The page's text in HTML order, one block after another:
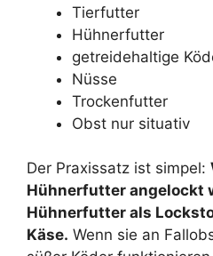
Tierfutter
Hühnerfutter
getreidehaltige
Nüsse
Trockenfutter
Obst nur situativ
Der Praxissatz ist simpel:
Hühnerfutter angelockt
Hühnerfutter als
Käse. Wenn sie an